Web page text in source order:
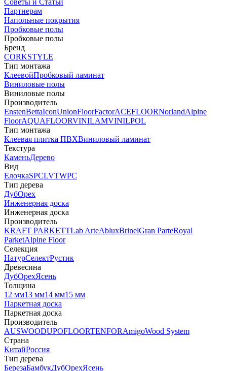
Советы и Статьи
Партнерам
Напольные покрытия
Пробковые полы
Пробковые полы
Бренд
CORKSTYLE
Тип монтажа
КлеевойПробковый ламинат
Виниловые полы
Виниловые полы
Производитель
EnstenBettaIconUnionFloorFactorACEFLOORNorlandAlpine
FloorAQUAFLOORVINILAMVINILPOL
Тип монтажа
Клеевая плитка ПВХВиниловый ламинат
Текстура
КаменьДерево
Вид
ЕлочкаSPCLVTWPC
Тип дерева
ДубОрех
Инженерная доска
Инженерная доска
Производитель
KRAFT PARKETTLab ArteAbluxBrinelGran ParteRoyal
ParketAlpine Floor
Селекция
НатурСелектРустик
Древесина
ДубОрехЯсень
Толщина
12 мм13 мм14 мм15 мм
Паркетная доска
Паркетная доска
Производитель
AUSWOODUPOFLOORTENFORAmigoWood System
Страна
КитайРоссия
Тип дерева
БерезаБамбукДубОрехЯсень